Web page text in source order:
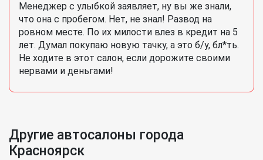
Менеджер с улыбкой заявляет, ну вы же знали,
что она с пробегом. Нет, не знал! Развод на
ровном месте. По их милости влез в кредит на 5
лет. Думал покупаю новую тачку, а это б/у, бл*ть.
Не ходите в этот салон, если дорожите своими
нервами и деньгами!
Другие автосалоны города
Красноярск